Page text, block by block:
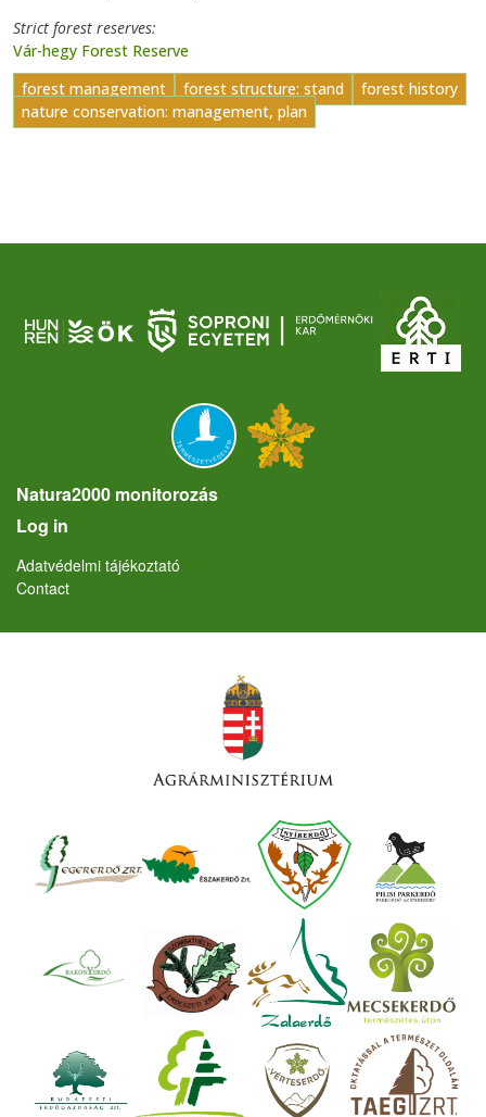
Strict forest reserves
Vár-hegy Forest Reserve
forest management
forest structure: stand
forest history
nature conservation: management, plan
Natura2000 monitorozás
User account menu
Log in
Lábléc
Adatvédelmi tájékoztató
Contact